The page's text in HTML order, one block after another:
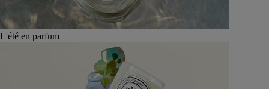
L'été en parfum